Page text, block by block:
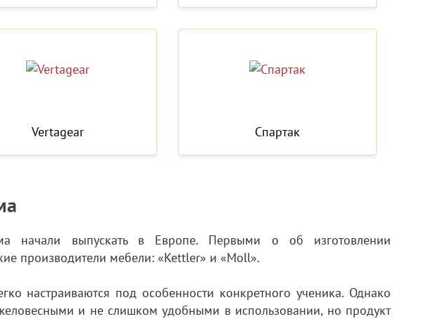
Vertagear Спартак
начали выпускать в Европе. Первыми о об изготовлении
производители мебели: «Kettler» и «Moll».
настраиваются под особенности конкретного ученика. Однако
и не слишком удобными в использовании, но продукт